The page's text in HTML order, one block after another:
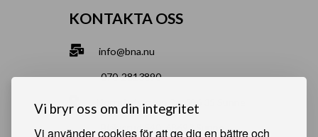
Vi bryr oss om din integritet
Vi använder cookies för att ge dig en bättre och
KONTAKTA OSS
info@bna.nu
070-2813890
Norrgårdsgatan 9a, 686 35 Sunne
Bjälverud 540, 68693 Sunne